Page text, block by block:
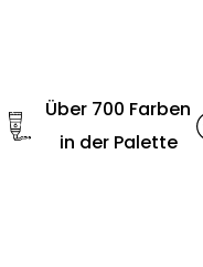
Über 700 Farben
in der Palette